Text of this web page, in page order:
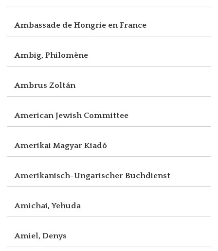
Ambassade de Hongrie en France
Ambig, Philomène
Ambrus Zoltán
American Jewish Committee
Amerikai Magyar Kiadó
Amerikanisch-Ungarischer Buchdienst
Amichai, Yehuda
Amiel, Denys